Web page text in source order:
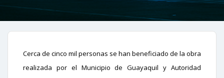
Cerca de cinco mil personas se han beneficiado de la obra
realizada por el Municipio de Guayaquil y Autoridad